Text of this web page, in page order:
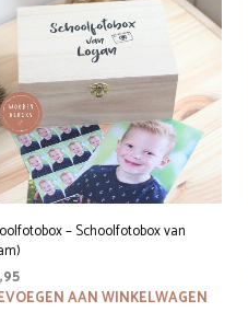
– Schoolfotobox van
AAN WINKELWAGEN